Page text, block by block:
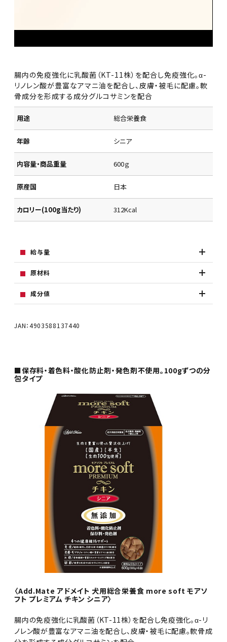
腸内の免疫強化に乳酸菌（KT-11株）を配合し免疫強化。α-
リノレン酸が豊富なアマニ油を配合し、皮膚・被毛に配慮。軟
骨成分を形成する成分グルコサミンを配合
用途 総合栄養食
年齢 シニア
内容量・商品重量 600ｇ
原産国 日本
カロリー(100g当たり) 312Kcal
給与量
原材料
成分値
JAN：4903588137440
■保存料・着色料・酸化防止剤・発色剤不使用。100gずつの分
包タイプ
〈Add.Mate アドメイト 犬用総合栄養食 more soft モアソ
フト プレミアム チキン シニア〉
腸内の免疫強化に乳酸菌（KT-11株）を配合し免疫強化。α-リ
ノレン酸が豊富なアマニ油を配合し、皮膚・被毛に配慮。軟骨成